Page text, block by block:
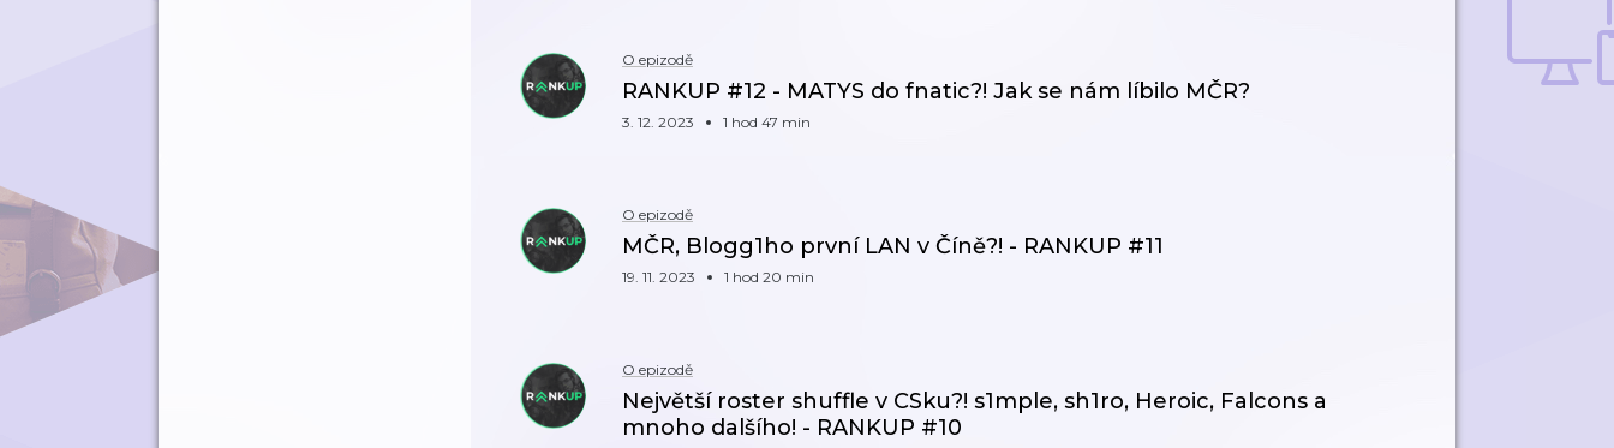
O epizodě
RANKUP #12 - MATYS do fnatic?! Jak se nám líbilo MČR?
3. 12. 2023 1 hod 47 min
O epizodě
MČR, Blogg1ho první LAN v Číně?! - RANKUP #11
19. 11. 2023 1 hod 20 min
O epizodě
Největší roster shuffle v CSku?! s1mple, sh1ro, Heroic, Falcons a
mnoho dalšího! - RANKUP #10